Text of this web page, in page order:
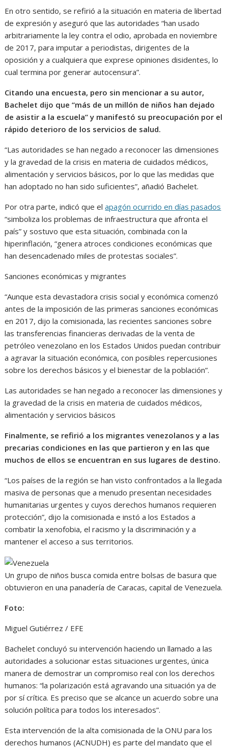
En otro sentido, se refirió a la situación en materia de libertad
de expresión y aseguró que las autoridades “han usado
arbitrariamente la ley contra el odio, aprobada en noviembre
de 2017, para imputar a periodistas, dirigentes de la
oposición y a cualquiera que exprese opiniones disidentes, lo
cual termina por generar autocensura”.
Citando una encuesta, pero sin mencionar a su autor,
Bachelet dijo que “más de un millón de niños han dejado
de asistir a la escuela” y manifestó su preocupación por el
rápido deterioro de los servicios de salud.
“Las autoridades se han negado a reconocer las dimensiones
y la gravedad de la crisis en materia de cuidados médicos,
alimentación y servicios básicos, por lo que las medidas que
han adoptado no han sido suficientes”, añadió Bachelet.
Por otra parte, indicó que elapagón ocurrido en días pasados
“simboliza los problemas de infraestructura que afronta el
país” y sostuvo que esta situación, combinada con la
hiperinflación, “genera atroces condiciones económicas que
han desencadenado miles de protestas sociales”.
Sanciones económicas y migrantes
“Aunque esta devastadora crisis social y económica comenzó
antes de la imposición de las primeras sanciones económicas
en 2017, dijo la comisionada, las recientes sanciones sobre
las transferencias financieras derivadas de la venta de
petróleo venezolano en los Estados Unidos puedan contribuir
a agravar la situación económica, con posibles repercusiones
sobre los derechos básicos y el bienestar de la población”.
Las autoridades se han negado a reconocer las dimensiones y
la gravedad de la crisis en materia de cuidados médicos,
alimentación y servicios básicos
Finalmente, se refirió a los migrantes venezolanos y a las
precarias condiciones en las que partieron y en las que
muchos de ellos se encuentran en sus lugares de destino.
“Los países de la región se han visto confrontados a la llegada
masiva de personas que a menudo presentan necesidades
humanitarias urgentes y cuyos derechos humanos requieren
protección”, dijo la comisionada e instó a los Estados a
combatir la xenofobia, el racismo y la discriminación y a
mantener el acceso a sus territorios.
Un grupo de niños busca comida entre bolsas de basura que
obtuvieron en una panadería de Caracas, capital de Venezuela.
Foto:
Miguel Gutiérrez / EFE
Bachelet concluyó su intervención haciendo un llamado a las
autoridades a solucionar estas situaciones urgentes, única
manera de demostrar un compromiso real con los derechos
humanos: “la polarización está agravando una situación ya de
por sí crítica. Es preciso que se alcance un acuerdo sobre una
solución política para todos los interesados”.
Esta intervención de la alta comisionada de la ONU para los
derechos humanos (ACNUDH) es parte del mandato que el